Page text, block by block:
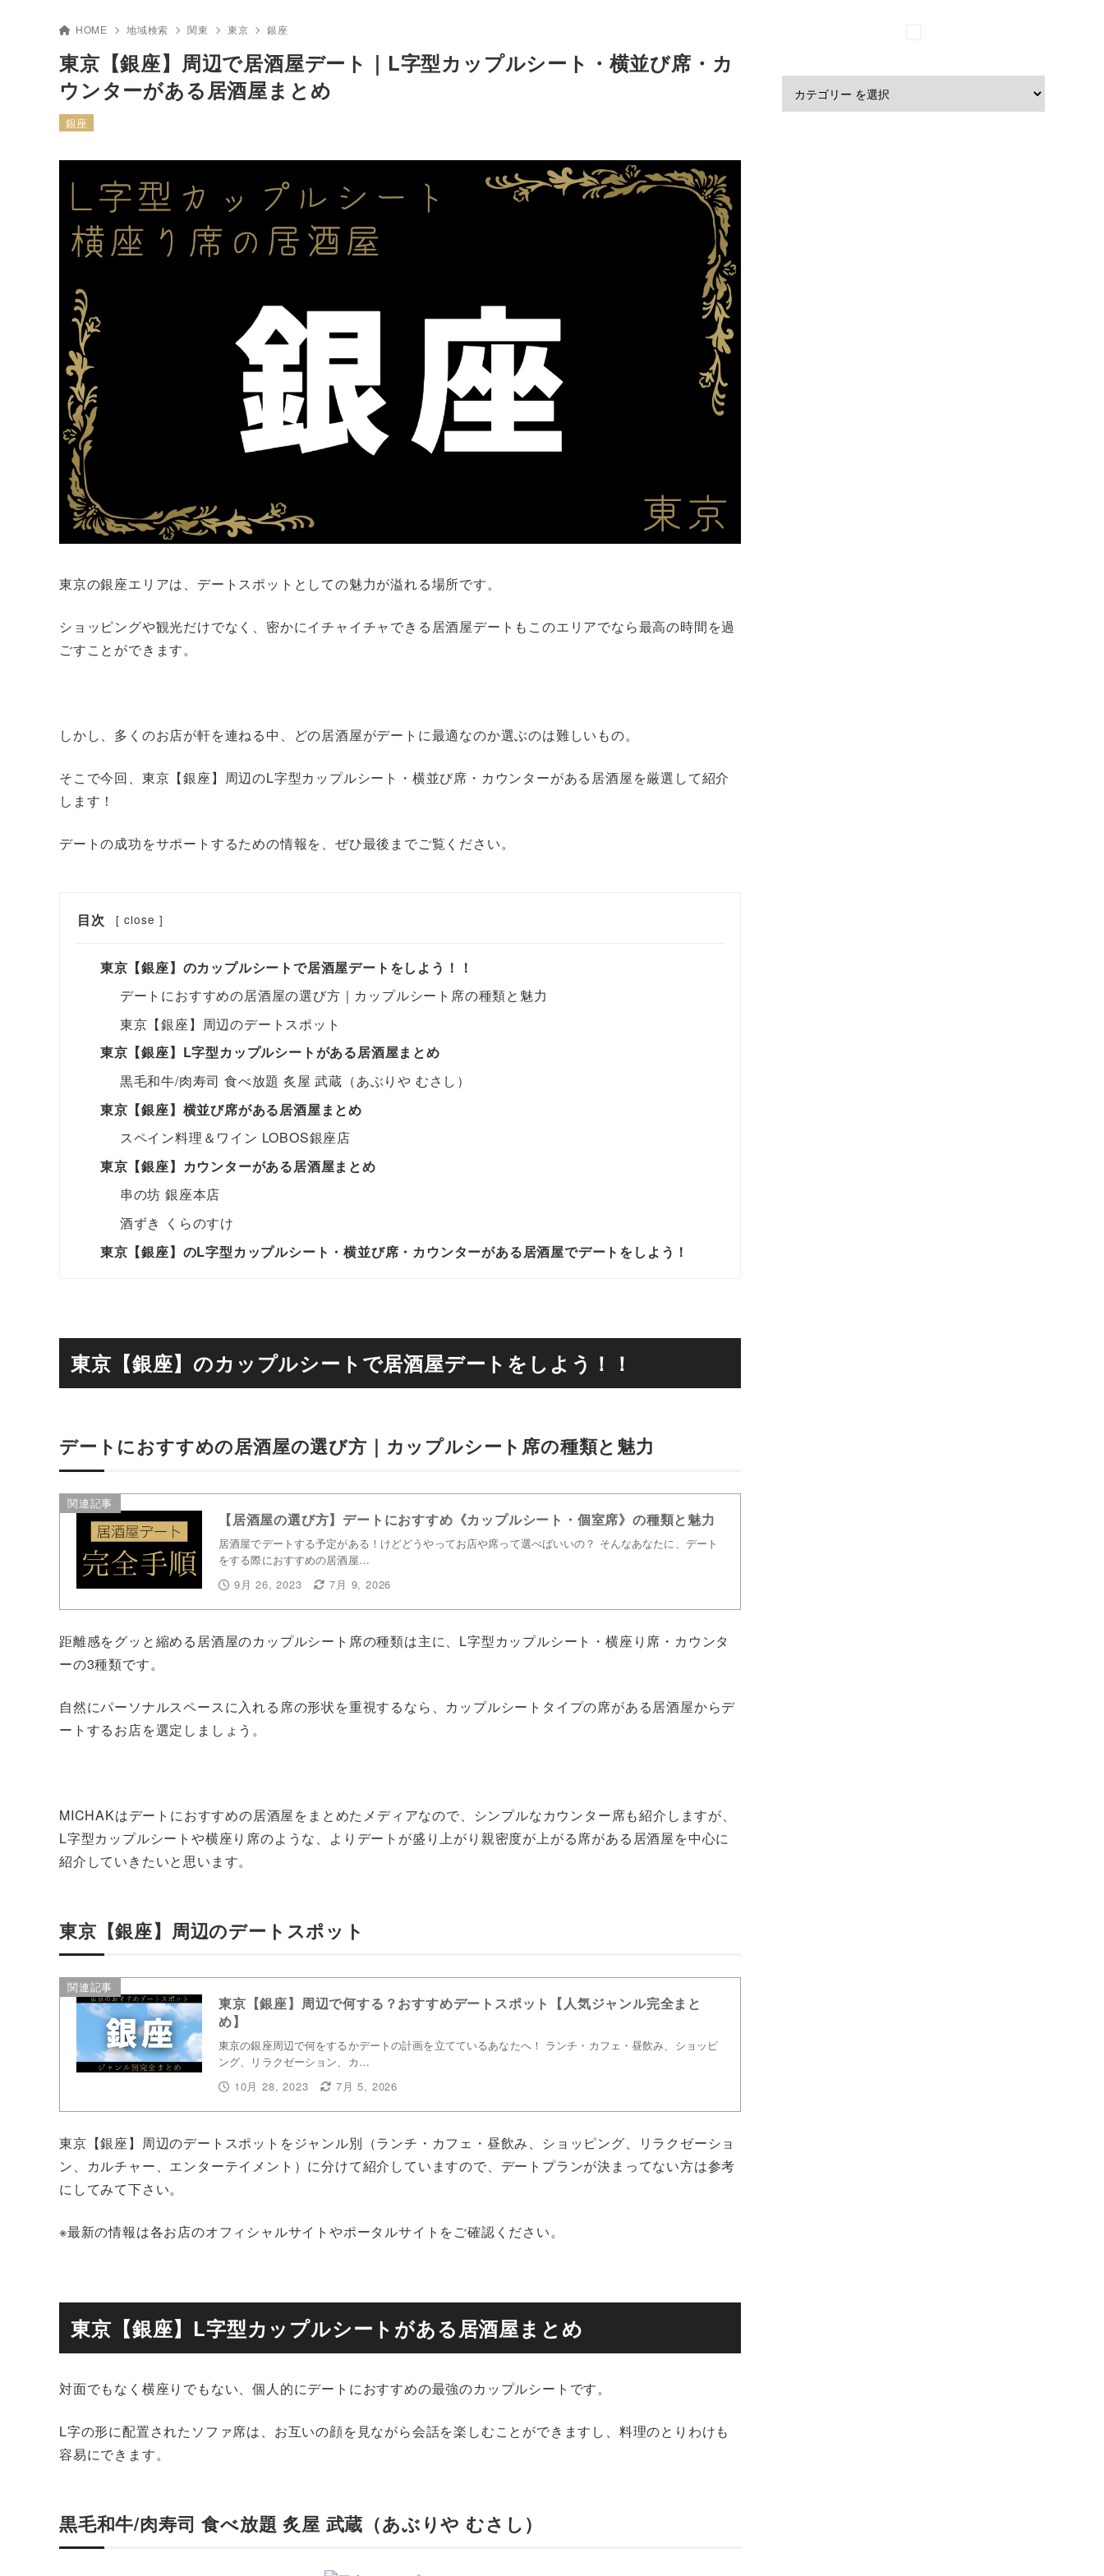
HOME 地域検索 関東 東京 銀座
東京【銀座】周辺で居酒屋デート｜L字型カップルシート・横並び席・カ
ウンターがある居酒屋まとめ
銀座
東京の銀座エリアは、デートスポットとしての魅力が溢れる場所です。
ショッピングや観光だけでなく、密かにイチャイチャできる居酒屋デートもこのエリアでなら最高の時間を過
ごすことができます。
しかし、多くのお店が軒を連ねる中、どの居酒屋がデートに最適なのか選ぶのは難しいもの。
そこで今回、東京【銀座】周辺​のL字型カップルシート・横並び席・カウンターがある居酒屋を厳選して紹介
します！
デートの成功をサポートするための情報を、ぜひ最後までご覧ください。
目次 [ close ]
東京【銀座】のカップルシートで居酒屋デートをしよう！！
デートにおすすめの居酒屋の選び方｜カップルシート席の種類と魅力
東京【銀座】周辺のデートスポット
東京【銀座】L字型カップルシートがある居酒屋まとめ
黒毛和牛/肉寿司 食べ放題 炙屋 武蔵（あぶりや むさし）
東京【銀座】横並び席がある居酒屋まとめ
スペイン料理＆ワイン LOBOS銀座店
東京【銀座】カウンターがある居酒屋まとめ
串の坊 銀座本店
酒ずき くらのすけ
東京【銀座】のL字型カップルシート・横並び席・カウンターがある居酒屋でデートをしよう！
東京【銀座】のカップルシートで居酒屋デートをしよう！！
デートにおすすめの居酒屋の選び方｜カップルシート席の種類と魅力
関連記事
【居酒屋の選び方】デートにおすすめ《カップルシート・個室席》の種類と魅力
居酒屋でデートする予定がある！けどどうやってお店や席って選べばいいの？ そんなあなたに、デート
をする際におすすめの居酒屋…
9月 26, 2023
7月 9, 2026
距離感をグッと縮める居酒屋のカップルシート席の種類は主に、L字型カップルシート・横座り席・カウンタ
ーの3種類です。
自然にパーソナルスペースに入れる席の形状を重視するなら、カップルシートタイプの席がある居酒屋からデ
ートするお店を選定しましょう。
MICHAKはデートにおすすめの居酒屋をまとめたメディアなので、シンプルなカウンター席も紹介しますが、
L字型カップルシートや横座り席のような、よりデートが盛り上がり親密度が上がる席がある居酒屋を中心に
紹介していきたいと思います。
東京【銀座】周辺のデートスポット
関連記事
東京【銀座】周辺で何する？おすすめデートスポット【人気ジャンル完全まと
め】
東京の銀座周辺で何をするかデートの計画を立てているあなたへ！ ランチ・カフェ・昼飲み、ショッピ
ング、リラクゼーション、カ…
10月 28, 2023
7月 5, 2026
東京【銀座】周辺のデートスポットをジャンル別（ランチ・カフェ・昼飲み、ショッピング、リラクゼーショ
ン、カルチャー、エンターテイメント）に分けて紹介していますので、デートプランが決まってない方は参考
にしてみて下さい。
※最新の情報は各お店のオフィシャルサイトやポータルサイトをご確認ください。
東京【銀座】L字型カップルシートがある居酒屋まとめ
対面でもなく横座りでもない、個人的にデートにおすすめの最強のカップルシートです。
L字の形に配置されたソファ席は、お互いの顔を見ながら会話を楽しむことができますし、料理のとりわけも
容易にできます。
黒毛和牛/肉寿司 食べ放題 炙屋 武蔵（あぶりや むさし）